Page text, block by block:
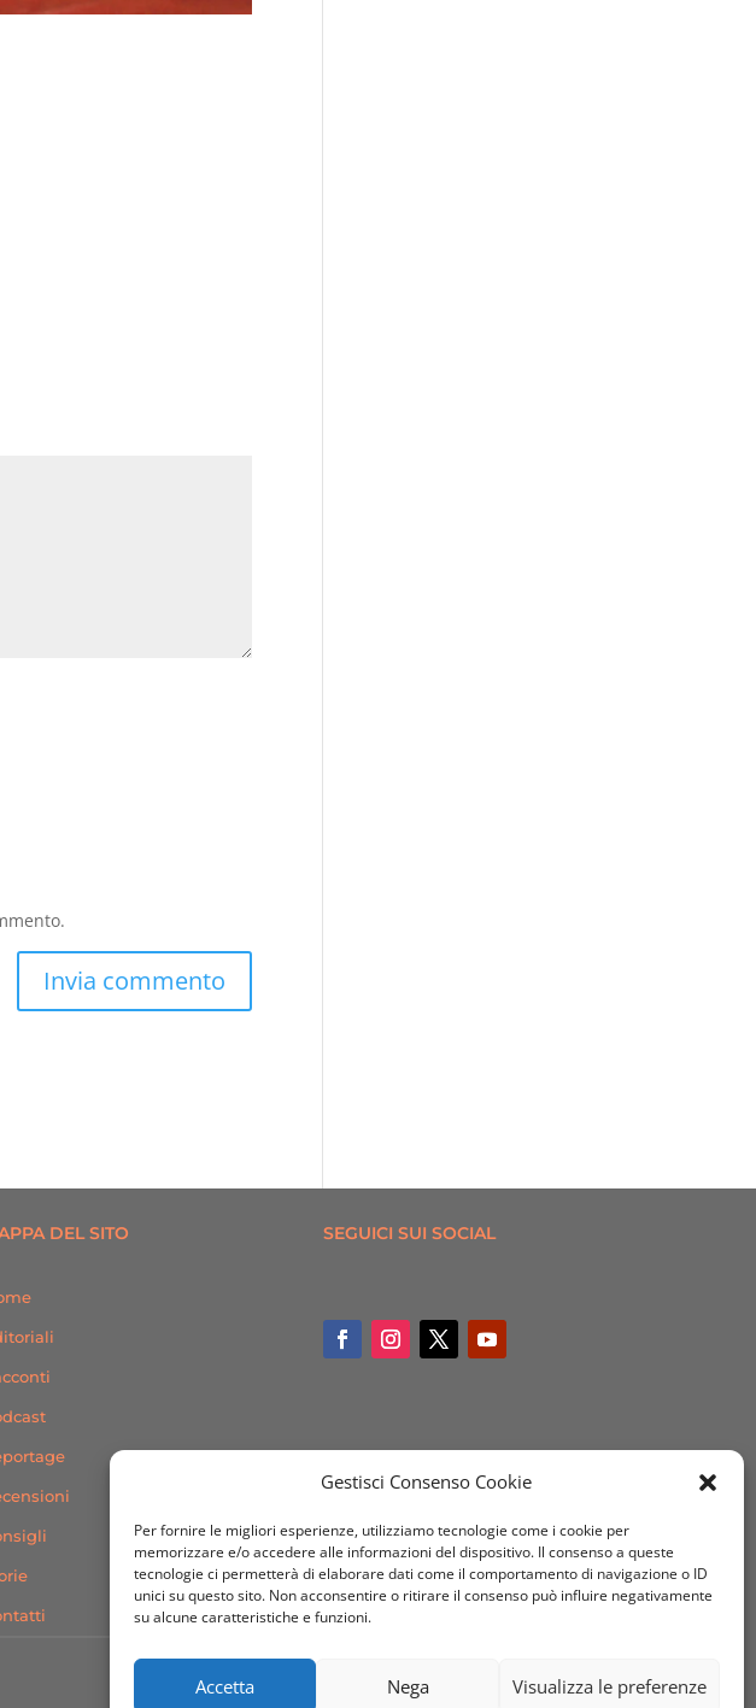
Gestisci Consenso Cookie
Per fornire le migliori esperienze, utilizziamo tecnologie come i cookie per
memorizzare e/o accedere alle informazioni del dispositivo. Il consenso a queste
tecnologie ci permetterà di elaborare dati come il comportamento di navigazione o ID
unici su questo sito. Non acconsentire o ritirare il consenso può influire negativamente
su alcune caratteristiche e funzioni.
Accetta Nega Visualizza le preferenze
DEL SITO SEGUICI SUI SOCIAL